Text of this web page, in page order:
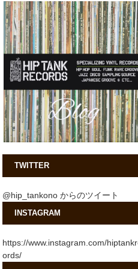
TWITTER
@hip_tankono からのツイート
INSTAGRAM
https://www.instagram.com/
ords/